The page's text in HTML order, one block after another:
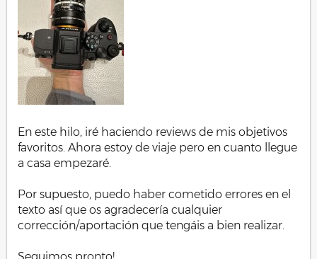
En este hilo, iré haciendo reviews de mis objetivos
favoritos. Ahora estoy de viaje pero en cuanto llegue
a casa empezaré.
Por supuesto, puedo haber cometido errores en el
texto así que os agradecería cualquier
corrección/aportación que tengáis a bien realizar.